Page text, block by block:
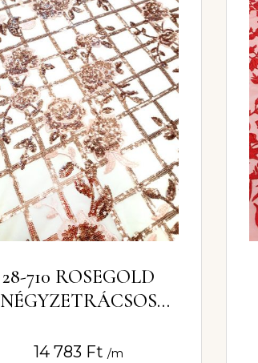
28-710 ROSEGOLD
NÉGYZETRÁCSOS
ANYAG – METÁL
14 783 Ft /m